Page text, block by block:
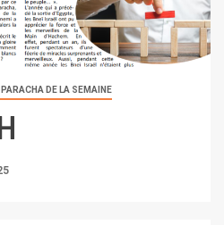
PARACHA DE LA SEMAINE